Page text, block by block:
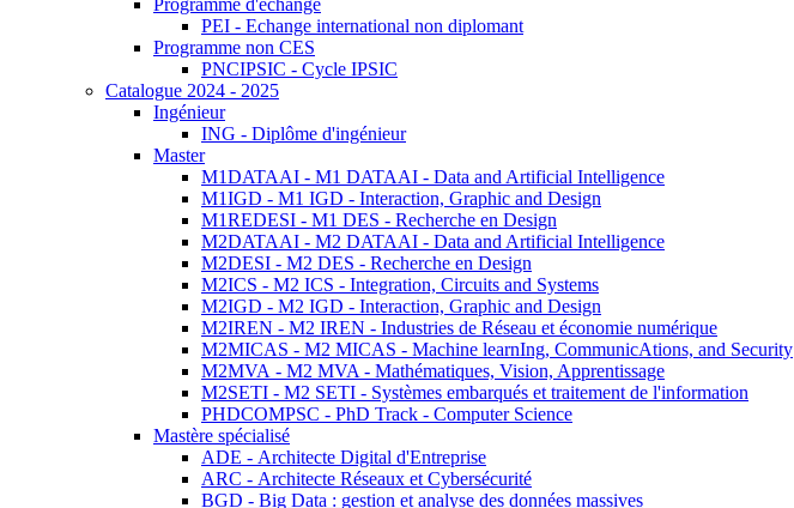
Programme d'échange
PEI - Echange international non diplomant
Programme non CES
PNCIPSIC - Cycle IPSIC
Catalogue 2024 - 2025
Ingénieur
ING - Diplôme d'ingénieur
Master
M1DATAAI - M1 DATAAI - Data and Artificial Intelligence
M1IGD - M1 IGD - Interaction, Graphic and Design
M1REDESI - M1 DES - Recherche en Design
M2DATAAI - M2 DATAAI - Data and Artificial Intelligence
M2DESI - M2 DES - Recherche en Design
M2ICS - M2 ICS - Integration, Circuits and Systems
M2IGD - M2 IGD - Interaction, Graphic and Design
M2IREN - M2 IREN - Industries de Réseau et économie numérique
M2MICAS - M2 MICAS - Machine learnIng, CommunicAtions, and Security
M2MVA - M2 MVA - Mathématiques, Vision, Apprentissage
M2SETI - M2 SETI - Systèmes embarqués et traitement de l'information
PHDCOMPSC - PhD Track - Computer Science
Mastère spécialisé
ADE - Architecte Digital d'Entreprise
ARC - Architecte Réseaux et Cybersécurité
BGD - Big Data : gestion et analyse des données massives